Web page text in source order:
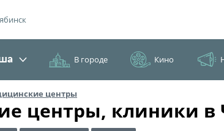
В городе Кино
центры
центры, клиники в